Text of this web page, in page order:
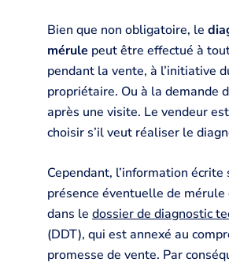
Bien que non obligatoire, le
mérule peut être effectué à
pendant la vente, à l’initiative
propriétaire. Ou à la demande
après une visite. Le vendeur
choisir s’il veut réaliser le
Cependant, l’information écrite
présence éventuelle de
dans le dossier de diagnostic
(DDT), qui est annexé au
promesse de vente. Par